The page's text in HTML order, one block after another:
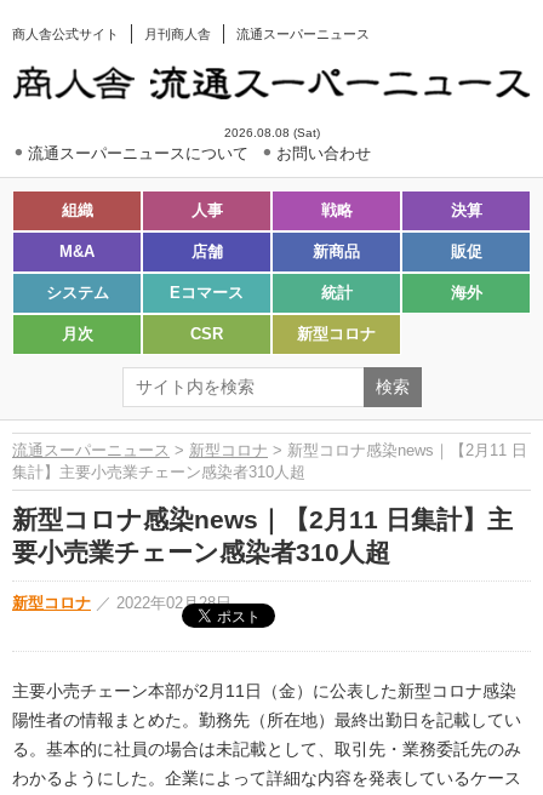
商人舎公式サイト 月刊商人舎 流通スーパーニュース
2026.08.08 (Sat)
流通スーパーニュースについて お問い合わせ
組織 人事 戦略 決算
M&A 店舗 新商品 販促
システム Eコマース 統計 海外
月次 CSR 新型コロナ
流通スーパーニュース > 新型コロナ > 新型コロナ感染news｜【2月11 日
集計】主要小売業チェーン感染者310人超
新型コロナ感染news｜【2月11 日集計】主
要小売業チェーン感染者310人超
新型コロナ ／ 2022年02月28日
主要小売チェーン本部が2月11日（金）に公表した新型コロナ感染
陽性者の情報まとめた。勤務先（所在地）最終出勤日を記載してい
る。基本的に社員の場合は未記載として、取引先・業務委託先のみ
わかるようにした。企業によって詳細な内容を発表しているケース